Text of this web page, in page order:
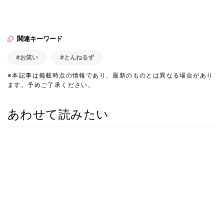
関連キーワード
#お笑い #とんねるず
※本記事は掲載時点の情報であり、最新のものとは異なる場合があり
ます。予めご了承ください。
あわせて読みたい